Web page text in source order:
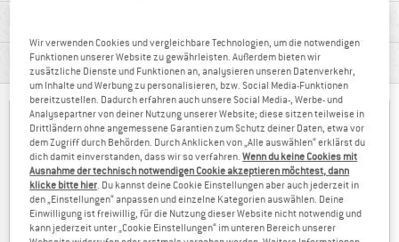
PRODUKTBESCHREIBUNG
Wir verwenden Cookies und vergleichbare Technologien, um die notwendigen
Funktionen unserer Website zu gewährleisten. Außerdem bieten wir
zusätzliche Dienste und Funktionen an, analysieren unseren Datenverkehr,
um Inhalte und Werbung zu personalisieren, bzw. Social Media-Funktionen
bereitzustellen. Dadurch erfahren auch unsere Social Media-, Werbe- und
Analysepartner von deiner Nutzung unserer Website; diese sitzen teilweise in
Drittländern ohne angemessene Garantien zum Schutz deiner Daten, etwa vor
dem Zugriff durch Behörden. Durch Anklicken von „Alle auswählen“ erklärst du
dich damit einverstanden, dass wir so verfahren.Wenn du keine Cookies mit
Ausnahme der technisch notwendigen Cookie akzeptieren möchtest, dann
klicke bitte hier . Du kannst deine Cookie Einstellungen aber auch jederzeit in
den „Einstellungen“ anpassen und einzelne Kategorien auswählen. Deine
Einwilligung ist freiwillig, für die Nutzung dieser Website nicht notwendig und
kann jederzeit unter „Cookie Einstellungen“ im unteren Bereich unserer